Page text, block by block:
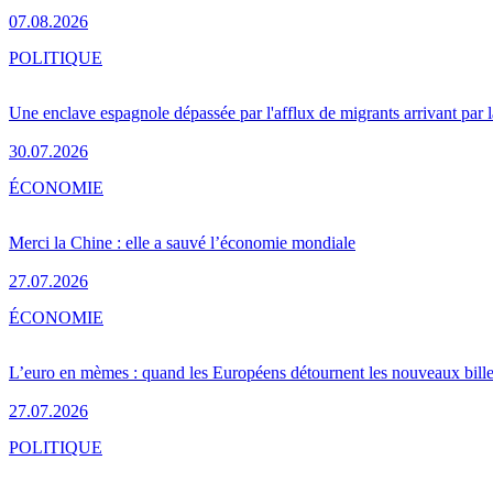
07.08.2026
Une enclave espagnole dépassée par l'afflux de migrants arrivant par
30.07.2026
POLITIQUE
Merci la Chine : elle a sauvé l’économie mondiale
27.07.2026
ÉCONOMIE
L’euro en mèmes : quand les Européens détournent les nouveaux
27.07.2026
ÉCONOMIE
POLITIQUE